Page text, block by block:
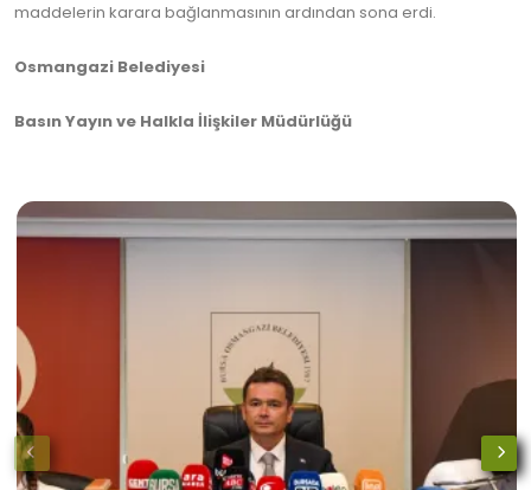
maddelerin karara bağlanmasının ardından sona erdi.
Osmangazi Belediyesi
Basın Yayın ve Halkla İlişkiler Müdürlüğü